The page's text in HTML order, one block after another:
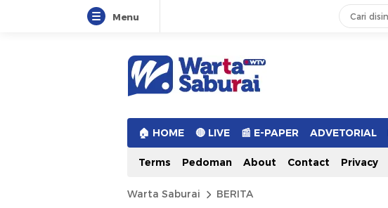
Menu
Warta Saburai
Sumber Informasi Terkini
🏠︎ HOME 🔴 LIVE 📰 E-PAPER ADVETORIAL
Terms Pedoman About Contact Privacy
Warta Saburai BERITA